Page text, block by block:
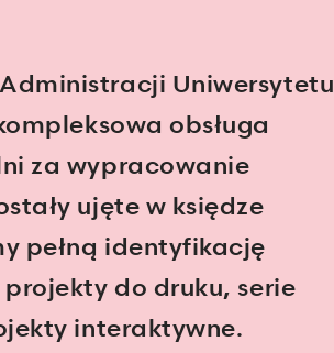
Uniwersytetu
obsługa
za wypracowanie
ujęte w księdze
pełną identyfikację
do druku, serie
interaktywne.